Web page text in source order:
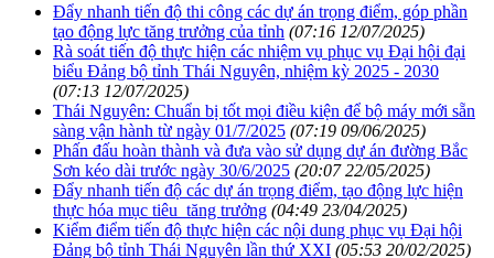
Đẩy nhanh tiến độ thi công các dự án trọng điểm, góp phần
tạo động lực tăng trưởng của tỉnh (07:16 12/07/2025)
Rà soát tiến độ thực hiện các nhiệm vụ phục vụ Đại hội đại
biểu Đảng bộ tỉnh Thái Nguyên, nhiệm kỳ 2025 - 2030
(07:13 12/07/2025)
Thái Nguyên: Chuẩn bị tốt mọi điều kiện để bộ máy mới sẵn
sàng vận hành từ ngày 01/7/2025 (07:19 09/06/2025)
Phấn đấu hoàn thành và đưa vào sử dụng dự án đường Bắc
Sơn kéo dài trước ngày 30/6/2025 (20:07 22/05/2025)
Đẩy nhanh tiến độ các dự án trọng điểm, tạo động lực hiện
thực hóa mục tiêu tăng trưởng (04:49 23/04/2025)
Kiểm điểm tiến độ thực hiện các nội dung phục vụ Đại hội
Đảng bộ tỉnh Thái Nguyên lần thứ XXI (05:53 20/02/2025)